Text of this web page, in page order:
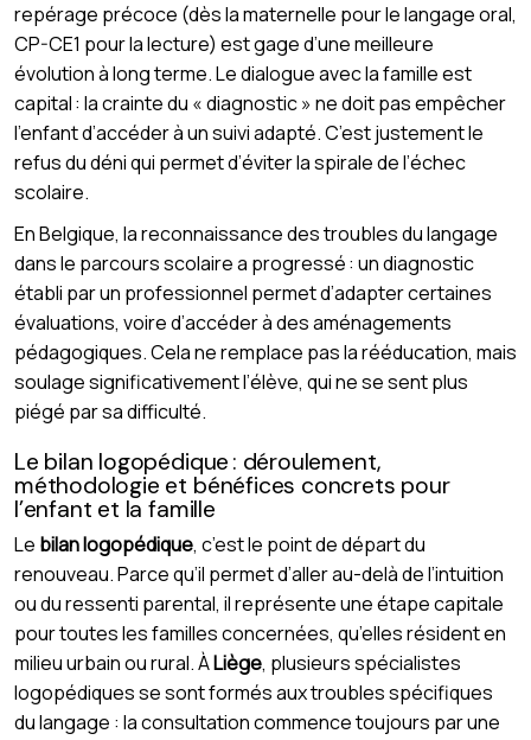
repérage précoce (dès la maternelle pour le langage oral,
CP-CE1 pour la lecture) est gage d’une meilleure
évolution à long terme. Le dialogue avec la famille est
capital : la crainte du « diagnostic » ne doit pas empêcher
l’enfant d’accéder à un suivi adapté. C’est justement le
refus du déni qui permet d’éviter la spirale de l’échec
scolaire.
En Belgique, la reconnaissance des troubles du langage
dans le parcours scolaire a progressé : un diagnostic
établi par un professionnel permet d’adapter certaines
évaluations, voire d’accéder à des aménagements
pédagogiques. Cela ne remplace pas la rééducation, mais
soulage significativement l’élève, qui ne se sent plus
piégé par sa difficulté.
Le bilan logopédique : déroulement,
méthodologie et bénéfices concrets pour
l’enfant et la famille
Le bilan logopédique, c’est le point de départ du
renouveau. Parce qu’il permet d’aller au-delà de l’intuition
ou du ressenti parental, il représente une étape capitale
pour toutes les familles concernées, qu’elles résident en
milieu urbain ou rural. ÀLiège, plusieurs spécialistes
logopédiques se sont formés aux troubles spécifiques
du langage : la consultation commence toujours par une